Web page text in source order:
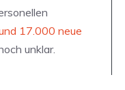
17.000 neue
unklar.